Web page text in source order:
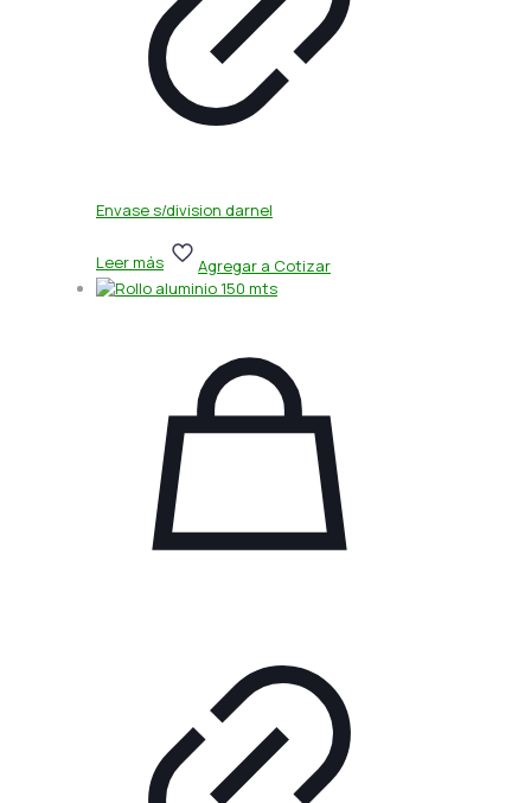
Envase s/division darnel
Leer más Agregar a Cotizar